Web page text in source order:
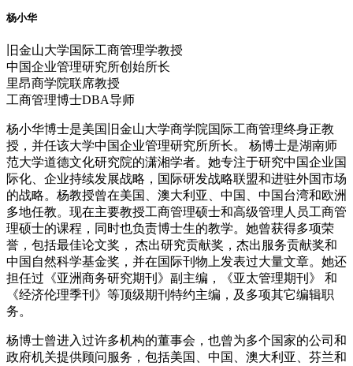
杨小华
旧金山大学国际工商管理学教授
中国企业管理研究所创始所长
里昂商学院联席教授
工商管理博士DBA导师
杨小华博士是美国旧金山大学商学院国际工商管理终身正教
授，并任该大学中国企业管理研究所所长。 杨博士是湖南师
范大学道德文化研究院的潇湘学者。她专注于研究中国企业国
际化、企业持续发展战略，国际研发战略联盟和进驻外国市场
的战略。杨教授曾在美国、澳大利亚、中国、中国台湾和欧洲
多地任教。现在主要教授工商管理硕士和高级管理人员工商管
理硕士的课程，同时也负责博士生的教学。她曾获得多项荣
誉，包括最佳论文奖， 杰出研究贡献奖，杰出服务贡献奖和
中国自然科学基金奖，并在国际刊物上发表过大量文章。她还
担任过《亚洲商务研究期刊》副主编，《亚太管理期刊》 和
《经济伦理季刊》等顶级期刊特约主编，及多项其它编辑职
务。
杨博士曾进入过许多机构的董事会，也曾为多个国家的公司和
政府机关提供顾问服务，包括美国、中国、澳大利亚、芬兰和